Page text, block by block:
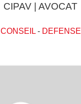
CIPAV | AVOCAT
CONSEIL- DEFENSE